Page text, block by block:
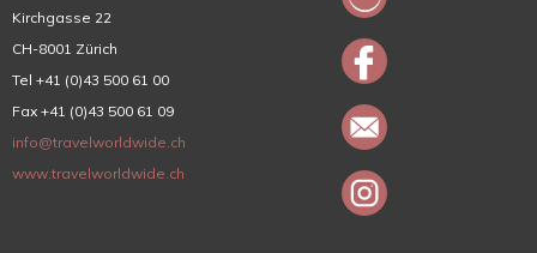
Kirchgasse 22
CH-8001 Zürich
Tel +41 (0)43 500 61 00
Fax +41 (0)43 500 61 09
info@travelworldwide.ch
www.travelworldwide.ch